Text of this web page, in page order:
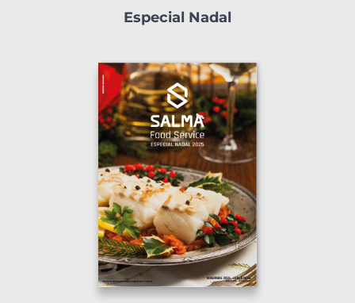
Especial Nadal